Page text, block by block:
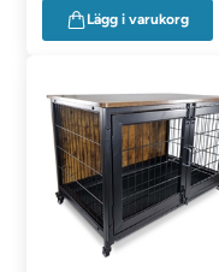
Lägg i varukorg